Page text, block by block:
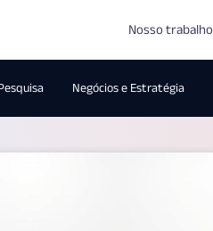
Nosso trabalho
Negócios e Estratégia